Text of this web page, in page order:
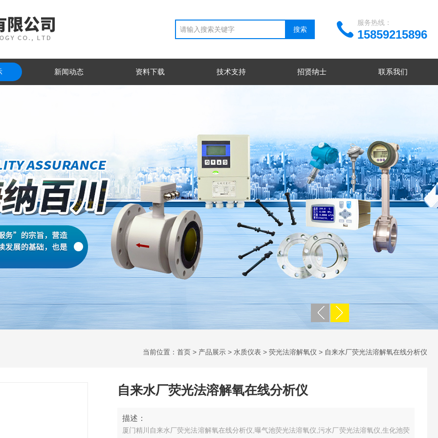
15859215896
服务热线：
新闻动态 资料下载 技术支持 招贤纳士 联系我们
当前位置： 首页 > 产品展示 > 水质仪表 > 荧光法溶解氧仪 > 自来水厂荧光法溶解氧在线分析仪
自来水厂荧光法溶解氧在线分析仪
描述：
厦门精川自来水厂荧光法溶解氧在线分析仪,曝气池荧光法溶氧仪,污水厂荧光法溶氧仪,生化池荧